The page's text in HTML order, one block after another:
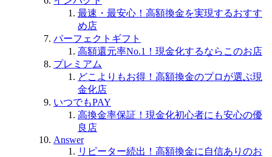
最速・最安心！高額換金を実現するおすす
め店
パーフェクトギフト
高額還元率No.1！現金化するならこのお店
プレミアム
どこよりもお得！高額換金のプロが選ぶ現
金化店
いつでもPAY
高換金率保証！現金化初心者にも安心の優
良店
Answer
リピーター続出！高額換金に自信ありのお